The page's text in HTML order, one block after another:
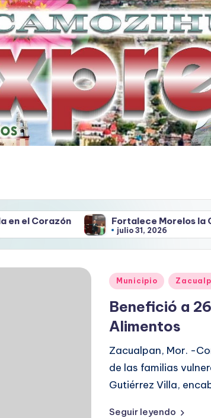
Fortalece Morelos la
julio 31, 2026
Publicado
Municipio
Benefició a
Alimentos
Zacualpan, Mor. -
de las familias
Gutiérrez Villa,
Seguir leyendo